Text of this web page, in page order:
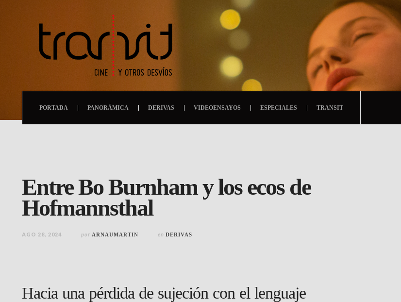
PORTADA PANORÁMICA DERIVAS VIDEOENSAYOS ESPECIALES TRANSIT
Entre Bo Burnham y los ecos de
Hofmannsthal
AGO 28, 2024 por ARNAUMARTIN en DERIVAS
Hacia una pérdida de sujeción con el lenguaje